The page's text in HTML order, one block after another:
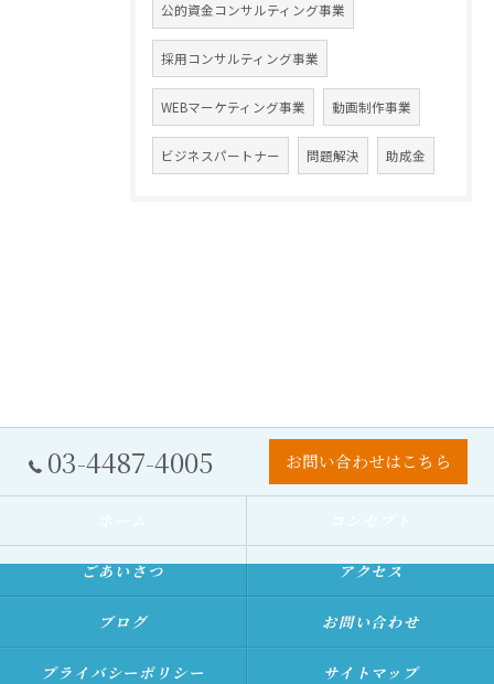
公的資金コンサルティング事業
採用コンサルティング事業
WEBマーケティング事業 動画制作事業
ビジネスパートナー 問題解決 助成金
03-4487-4005 お問い合わせはこちら
ごあいさつ アクセス
ブログ お問い合わせ
プライバシーポリシー サイトマップ